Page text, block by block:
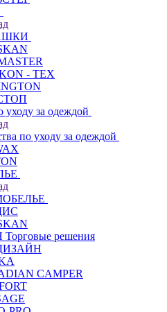
- TEX
уходу за одеждой
по уходу за одеждой
решения
CAMPER